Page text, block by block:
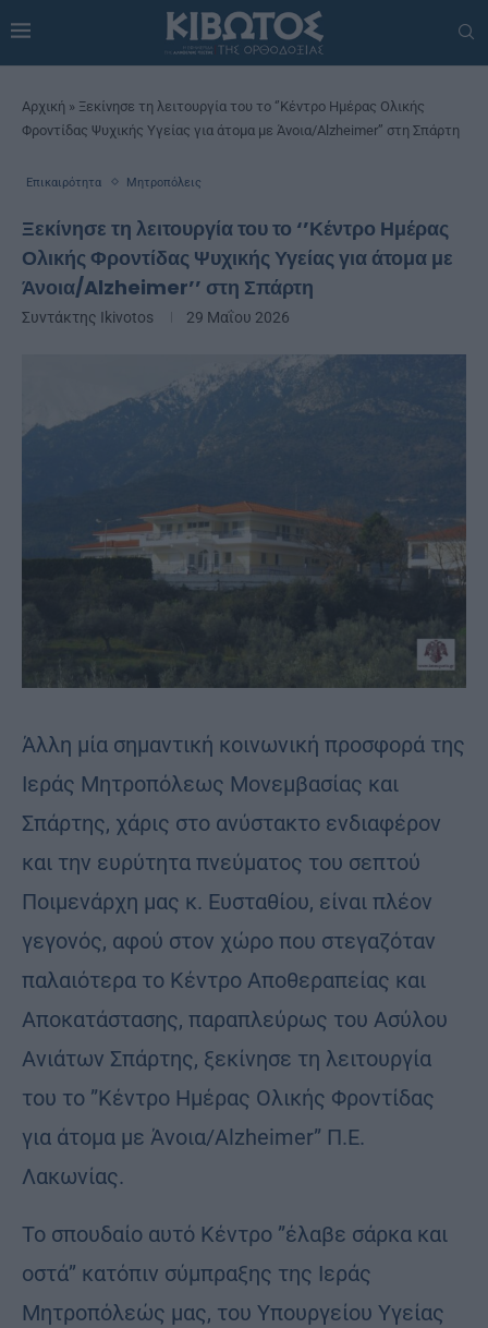
Αρχική » Ξεκίνησε τη λειτουργία του το ‘’Κέντρο Ημέρας Ολικής
Φροντίδας Ψυχικής Υγείας για άτομα με Άνοια/Alzheimer’’ στη Σπάρτη
Επικαιρότητα Μητροπόλεις
Ξεκίνησε τη λειτουργία του το ‘’Κέντρο Ημέρας
Ολικής Φροντίδας Ψυχικής Υγείας για άτομα με
Άνοια/Alzheimer’’ στη Σπάρτη
Συντάκτης Ikivotos 29 Μαΐου 2026
Άλλη μία σημαντική κοινωνική προσφορά της
Ιεράς Μητροπόλεως Μονεμβασίας και
Σπάρτης, χάρις στο ανύστακτο ενδιαφέρον
και την ευρύτητα πνεύματος του σεπτού
Ποιμενάρχη μας κ. Ευσταθίου, είναι πλέον
γεγονός, αφού στον χώρο που στεγαζόταν
παλαιότερα το Κέντρο Αποθεραπείας και
Αποκατάστασης, παραπλεύρως του Ασύλου
Ανιάτων Σπάρτης, ξεκίνησε τη λειτουργία
του το ”Κέντρο Ημέρας Ολικής Φροντίδας
για άτομα με Άνοια/Alzheimer” Π.Ε.
Λακωνίας.
Το σπουδαίο αυτό Κέντρο ”έλαβε σάρκα και
οστά’’ κατόπιν σύμπραξης της Ιεράς
Μητροπόλεώς μας, του Υπουργείου Υγείας